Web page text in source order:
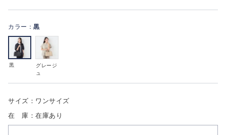
カラー： 黒
黒
グレージ
ュ
サイズ：ワンサイズ
在 庫：在庫あり